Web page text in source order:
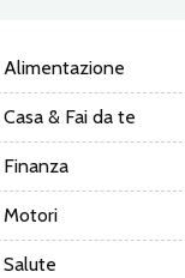
Alimentazione
Casa & Fai da te
Finanza
Motori
Salute